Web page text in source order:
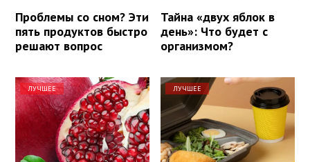
Проблемы со сном? Эти
пять продуктов быстро
решают вопрос
Тайна «двух яблок в
день»: Что будет с
организмом?
ЛУЧШЕЕ ЛУЧШЕЕ